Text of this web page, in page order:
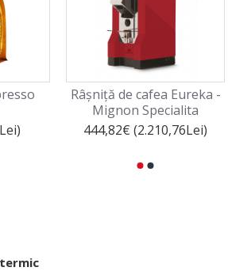
Râșniță de cafea Eureka -
Mignon Specialita
444,82€ (2.210,76Lei)